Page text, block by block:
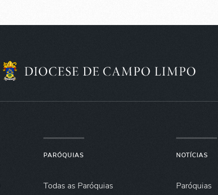
PARÓQUIAS
Todas as Paróquias
NOTÍCIAS
Paróquias